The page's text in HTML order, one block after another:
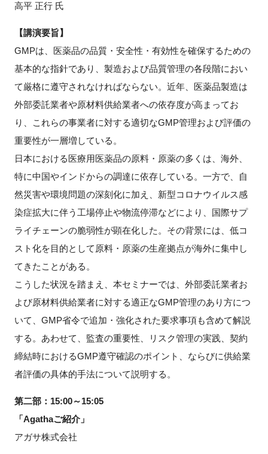
高平 正行 氏
【講演要旨】
GMPは、医薬品の品質・安全性・有効性を確保するための
基本的な指針であり、製造および品質管理の各段階におい
て厳格に遵守されなければならない。近年、医薬品製造は
外部委託業者や原材料供給業者への依存度が高まってお
り、これらの事業者に対する適切なGMP管理および評価の
重要性が一層増している。
日本における医療用医薬品の原料・原薬の多くは、海外、
特に中国やインドからの調達に依存している。一方で、自
然災害や環境問題の深刻化に加え、新型コロナウイルス感
染症拡大に伴う工場停止や物流停滞などにより、国際サプ
ライチェーンの脆弱性が顕在化した。その背景には、低コ
スト化を目的として原料・原薬の生産拠点が海外に集中し
てきたことがある。
こうした状況を踏まえ、本セミナーでは、外部委託業者お
よび原材料供給業者に対する適正なGMP管理のあり方につ
いて、GMP省令で追加・強化された要求事項も含めて解説
する。あわせて、監査の重要性、リスク管理の実践、契約
締結時におけるGMP遵守確認のポイント、ならびに供給業
者評価の具体的手法について説明する。
第二部：15:00～15:05
「Agathaご紹介」
アガサ株式会社